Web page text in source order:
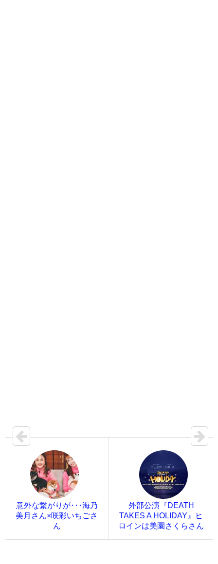
意外な繋がりが･･･海乃
美月さん×咲彩いちごさ
ん
外部公演『DEATH
TAKES A HOLIDAY』ヒ
ロインは美園さくらさん